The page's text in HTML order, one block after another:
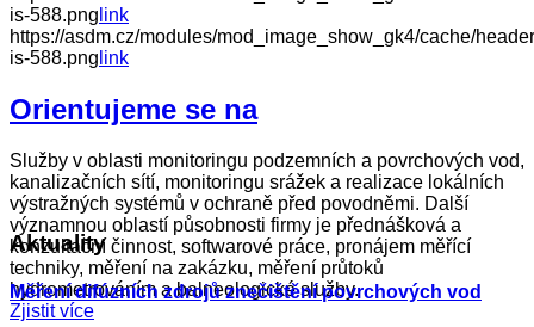
is-588.png link
https://asdm.cz/modules/mod_image_show_gk4/cache/
is-588.png link
Orientujeme se na
Služby v oblasti monitoringu podzemních a povrchových vod,
kanalizačních sítí, monitoringu srážek a realizace lokálních
výstražných systémů v ochraně před povodněmi. Další
významnou oblastí působnosti firmy je přednášková a
konzultační činnost, softwarové práce, pronájem měřící
techniky, měření na zakázku, měření průtoků
hydrometrováním a balneologické služby.
Zjistit více
Aktuality
Měření difúzních zdrojů znečištění povrchových vod